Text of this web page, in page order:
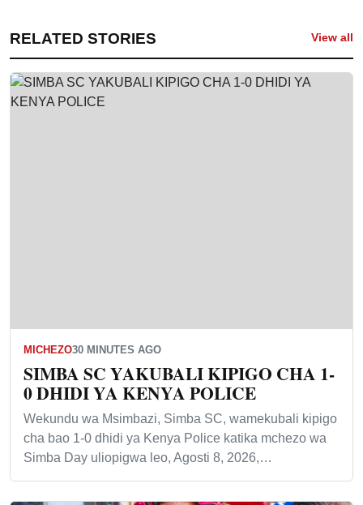
RELATED STORIES View all
MICHEZO30 MINUTES AGO
SIMBA SC YAKUBALI KIPIGO CHA 1-
0 DHIDI YA KENYA POLICE
Wekundu wa Msimbazi, Simba SC, wamekubali kipigo
cha bao 1-0 dhidi ya Kenya Police katika mchezo wa
Simba Day uliopigwa leo, Agosti 8, 2026,…